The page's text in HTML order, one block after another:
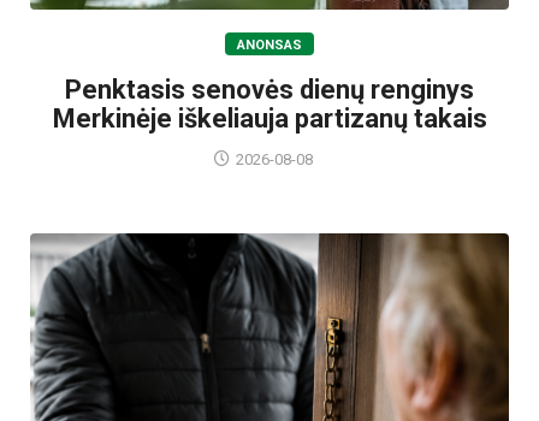
ANONSAS
Penktasis senovės dienų renginys
Merkinėje iškeliauja partizanų takais
2026-08-08